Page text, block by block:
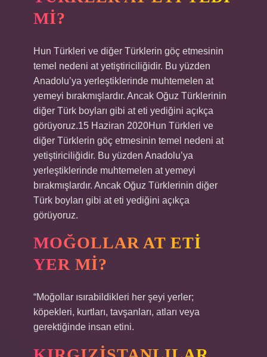
MI?
Hun Türkleri ve diğer Türklerin göç etmesinin
temel nedeni at yetiştiriciliğidir. Bu yüzden
Anadolu’ya yerleştiklerinde muhtemelen at
yemeyi bırakmışlardır. Ancak Oğuz Türklerinin
diğer Türk boyları gibi at eti yediğini açıkça
görüyoruz.15 Haziran 2020Hun Türkleri ve
diğer Türklerin göç etmesinin temel nedeni at
yetiştiriciliğidir. Bu yüzden Anadolu’ya
yerleştiklerinde muhtemelen at yemeyi
bırakmışlardır. Ancak Oğuz Türklerinin diğer
Türk boyları gibi at eti yediğini açıkça
görüyoruz.
MOĞOLLAR AT ETI
YER MI?
“Moğollar ısırabildikleri her şeyi yerler;
köpekleri, kurtları, tavşanları, atları veya
gerektiğinde insan etini.